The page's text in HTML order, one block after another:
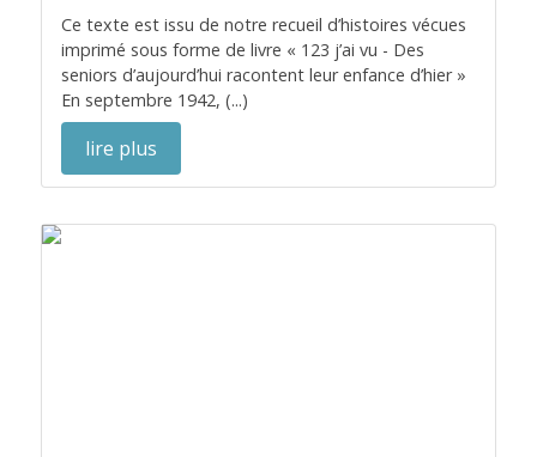
Ce texte est issu de notre recueil d’histoires vécues
imprimé sous forme de livre « 123 j’ai vu - Des
seniors d’aujourd’hui racontent leur enfance d’hier »
En septembre 1942, (...)
lire plus